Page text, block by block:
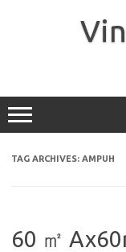
TAG ARCHIVES: AMPUH
60 ㎡